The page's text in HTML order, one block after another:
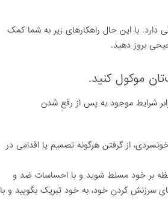
با این حال راهکارهای زیر به شما کمک
بروز دهید.
موکول کنید.
۵۰ واکنش خود را در برابر شرایط موجود به پس از رفع شدن
از گرفتن هرگونه تصمیم یا اقدامی در
بر خود مسلط شوید و با احساسات ضد و
سرزنش کردن خود، به خود تبریک بگویید و با